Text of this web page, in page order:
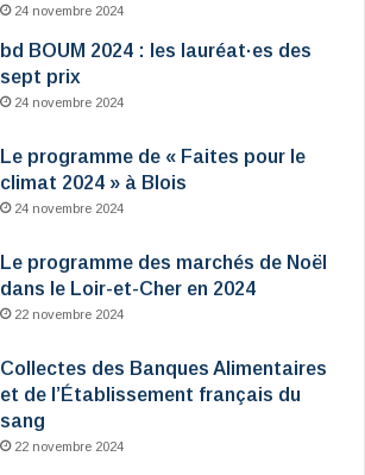
24 novembre 2024
bd BOUM 2024 : les lauréat·es des
sept prix
24 novembre 2024
Le programme de « Faites pour le
climat 2024 » à Blois
24 novembre 2024
Le programme des marchés de Noël
dans le Loir-et-Cher en 2024
22 novembre 2024
Collectes des Banques Alimentaires
et de l’Établissement français du
sang
22 novembre 2024